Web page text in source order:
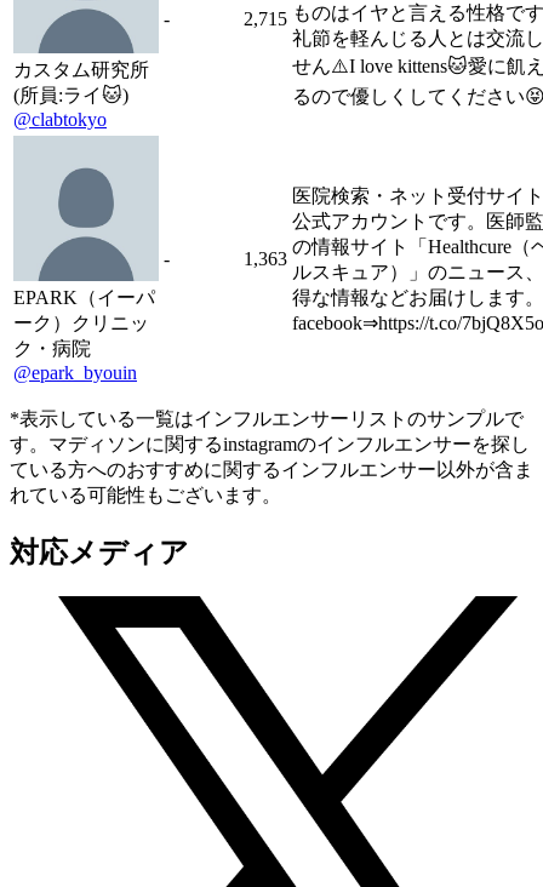
カスタム研究所
(所員:ライ🐱)
@clabtokyo
- 2,715 ものはイヤと言える性格で
礼節を軽んじる人とは交流
せん⚠️I love kittens🐱愛に飢
るので優しくしてください
EPARK（イーパ
ーク）クリニッ
ク・病院
@epark_byouin
- 1,363
医院検索・ネット受付サイ
公式アカウントです。医師
の情報サイト「Healthcure（
ルスキュア）」のニュース
得な情報などお届けします。
facebook⇒https://t.co/
*表示している一覧はインフルエンサーリストのサンプルで
す。マディソンに関するinstagramのインフルエンサーを探し
ている方へのおすすめに関するインフルエンサー以外が含ま
れている可能性もございます。
対応メディア